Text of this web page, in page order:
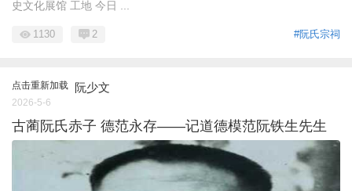
史文化展馆 工地 今日 ...
#阮氏宗祠
1130 2
点击重新加载 阮少文
2026-5-6
古蔺阮氏赤子 德范永存——记道德模范阮铁生先生